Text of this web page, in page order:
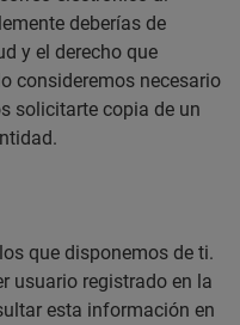
deberías de
y el derecho que
consideremos necesario
solicitarte copia de un
que disponemos de ti.
usuario registrado en la
esta información en